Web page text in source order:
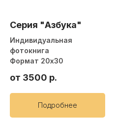
Серия "Азбука"
Индивидуальная
фотокнига
Формат 20х30
от 3500 р.
Подробнее